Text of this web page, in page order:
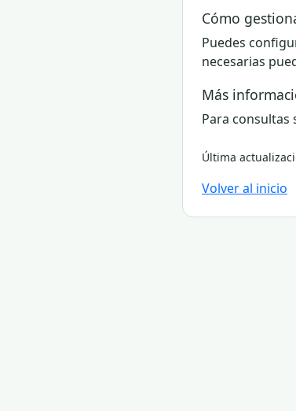
Cómo
Puedes
necesarias
Más
Para consultas
Última
Volver al inicio